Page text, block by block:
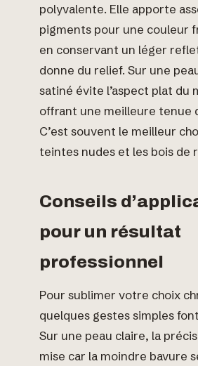
polyvalente. Elle apporte
pigments pour une couleur
en conservant un léger
donne du relief. Sur une
satiné évite l’aspect plat du
offrant une meilleure tenue
C’est souvent le meilleur
teintes nudes et les bois de
Conseils
pour un résultat
professionnel
Pour sublimer votre choix
quelques gestes simples
Sur une peau claire, la
mise car la moindre bavure